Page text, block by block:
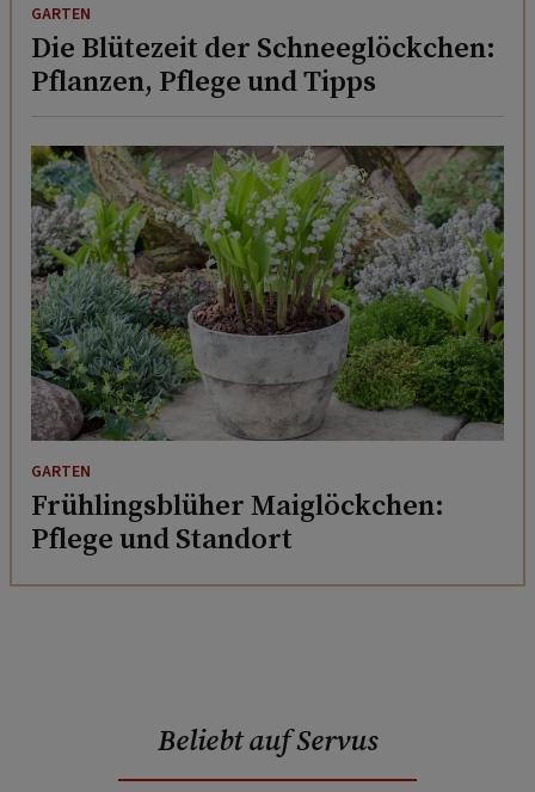
GARTEN
Die Blütezeit der Schneeglöckchen:
Pflanzen, Pflege und Tipps
GARTEN
Frühlingsblüher Maiglöckchen:
Pflege und Standort
Beliebt auf Servus